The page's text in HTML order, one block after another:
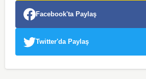
Facebook'ta Paylaş
Twitter'da Paylaş